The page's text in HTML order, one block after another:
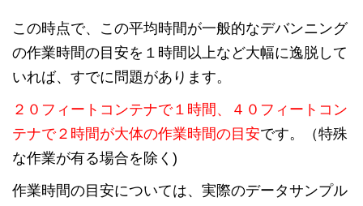
この時点で、この平均時間が一般的なデバンニング
の作業時間の目安を１時間以上など大幅に逸脱して
いれば、すでに問題があります。
２０フィートコンテナで１時間、４０フィートコン
テナで２時間が大体の作業時間の目安です。（特殊
な作業が有る場合を除く)
作業時間の目安については、実際のデータサンプル